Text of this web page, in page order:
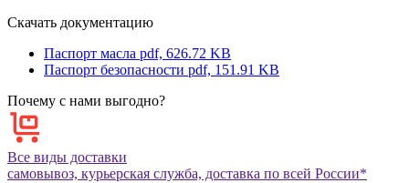
Скачать документацию
Паспорт масла pdf, 626.72 KB
Паспорт безопасности pdf, 151.91 KB
Почему с нами выгодно?
Все виды доставки
самовывоз, курьерская служба, доставка по всей России*